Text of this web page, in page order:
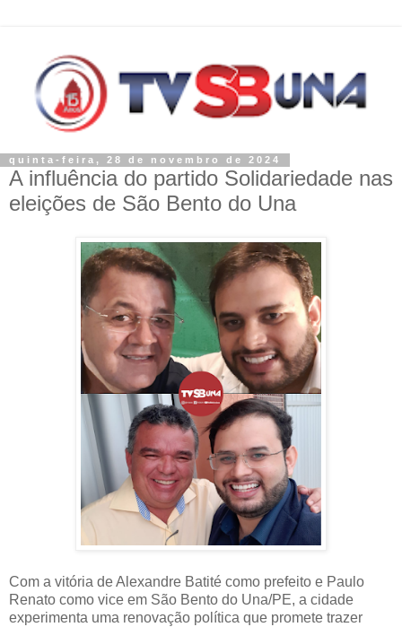
quinta-feira, 28 de novembro de 2024
A influência do partido Solidariedade nas
eleições de São Bento do Una
Com a vitória de Alexandre Batité como prefeito e Paulo
Renato como vice em São Bento do Una/PE, a cidade
experimenta uma renovação política que promete trazer